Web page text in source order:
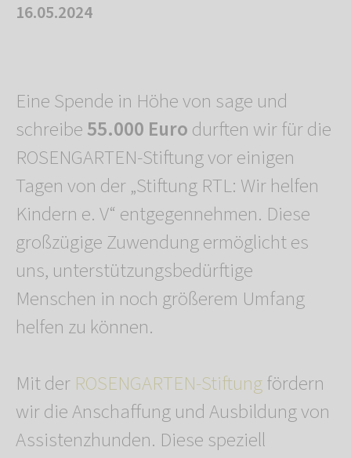
16.05.2024
Eine Spende in Höhe von sage und
schreibe55.000 Eurodurften wir für die
ROSENGARTEN-Stiftung vor einigen
Tagen von der „Stiftung RTL: Wir helfen
Kindern e. V“ entgegennehmen. Diese
großzügige Zuwendung ermöglicht es
uns, unterstützungsbedürftige
Menschen in noch größerem Umfang
helfen zu können.
Mit der ROSENGARTEN-Stiftungfördern
wir die Anschaffung und Ausbildung von
Assistenzhunden. Diese speziell